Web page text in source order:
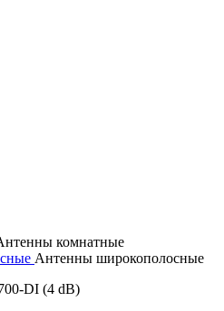
комнатные
Антенны широкополосные
DI (4 dB)